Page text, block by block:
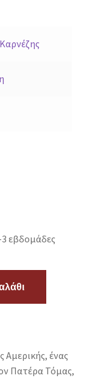
3 εβδομάδες
Αμερικής, ένας
Πατέρα Τόμας,